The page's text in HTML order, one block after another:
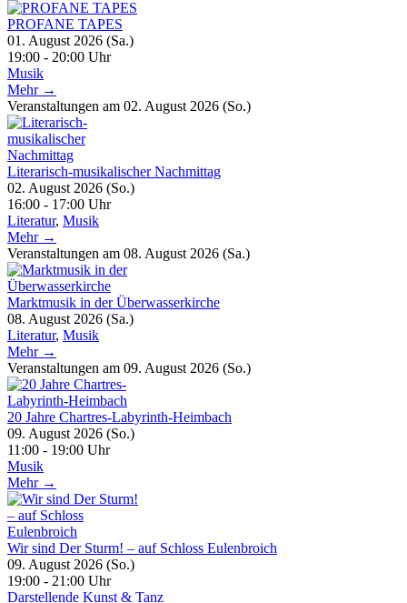
PROFANE TAPES
01. August 2026 (Sa.)
19:00 - 20:00 Uhr
Musik
Mehr →
Veranstaltungen am 02. August 2026 (So.)
Literarisch-musikalischer Nachmittag
02. August 2026 (So.)
16:00 - 17:00 Uhr
Literatur, Musik
Mehr →
Veranstaltungen am 08. August 2026 (Sa.)
Marktmusik in der Überwasserkirche
08. August 2026 (Sa.)
Literatur, Musik
Mehr →
Veranstaltungen am 09. August 2026 (So.)
20 Jahre Chartres-Labyrinth-Heimbach
09. August 2026 (So.)
11:00 - 19:00 Uhr
Musik
Mehr →
Wir sind Der Sturm! – auf Schloss Eulenbroich
09. August 2026 (So.)
19:00 - 21:00 Uhr
Darstellende Kunst & Tanz